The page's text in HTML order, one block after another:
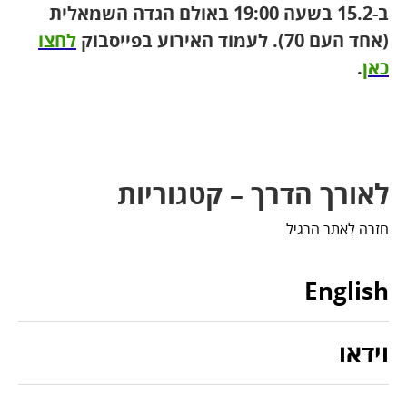
ב-15.2 בשעה 19:00 באולם הגדה השמאלית
(אחד העם 70). לעמוד האירוע בפייסבוק
לחצו
כאן.
לאורך הדרך – קטגוריות
חזרה לאתר הרגיל
English
וידאו